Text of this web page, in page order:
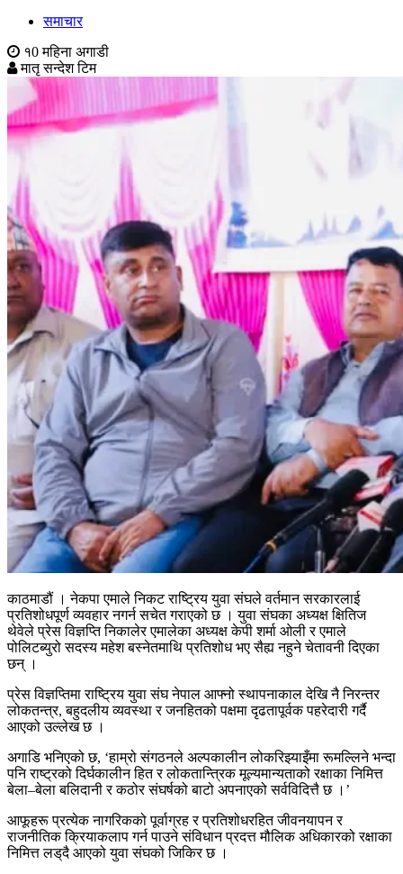
समाचार
१0 महिना अगाडी
मातृ सन्देश टिम
काठमाडौं । नेकपा एमाले निकट राष्ट्रिय युवा संघले वर्तमान सरकारलाई
प्रतिशोधपूर्ण व्यवहार नगर्न सचेत गराएको छ । युवा संघका अध्यक्ष क्षितिज
थेवेले प्रेस विज्ञप्ति निकालेर एमालेका अध्यक्ष केपी शर्मा ओली र एमाले
पोलिटब्युरो सदस्य महेश बस्नेतमाथि प्रतिशोध भए सैह्य नहुने चेतावनी दिएका
छन् ।
प्रेस विज्ञप्तिमा राष्ट्रिय युवा संघ नेपाल आफ्नो स्थापनाकाल देखि नै निरन्तर
लोकतन्त्र, बहुदलीय व्यवस्था र जनहितको पक्षमा दृढतापूर्वक पहरेदारी गर्दै
आएको उल्लेख छ ।
अगाडि भनिएको छ, ‘हाम्रो संगठनले अल्पकालीन लोकरिझ्याइँमा रूमल्लिने भन्दा
पनि राष्ट्रको दिर्घकालीन हित र लोकतान्त्रिक मूल्यमान्यताको रक्षाका निमित्त
बेला–बेला बलिदानी र कठोर संघर्षको बाटो अपनाएको सर्वविदित्तै छ ।’
आफूहरू प्रत्येक नागरिकको पूर्वाग्रह र प्रतिशोधरहित जीवनयापन र
राजनीतिक क्रियाकलाप गर्न पाउने संविधान प्रदत्त मौलिक अधिकारको रक्षाका
निमित्त लड्‌दै आएको युवा संघको जिकिर छ ।